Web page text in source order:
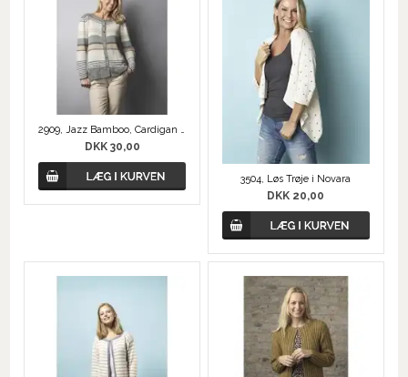
2909, Jazz Bamboo, Cardigan med Blonde og Striber
DKK 30,00
3504, Løs Trøje i Novara
DKK 20,00